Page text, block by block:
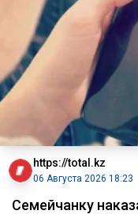
https://total.kz
06 Августа 2026 18:23
Семейчанку